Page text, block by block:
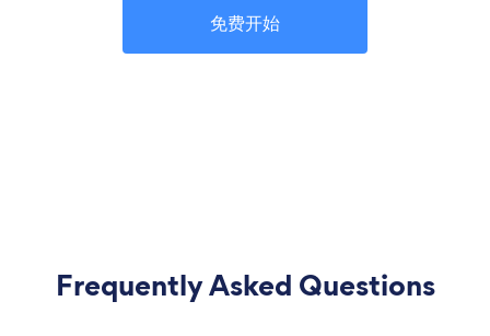
免费开始
Frequently Asked Questions